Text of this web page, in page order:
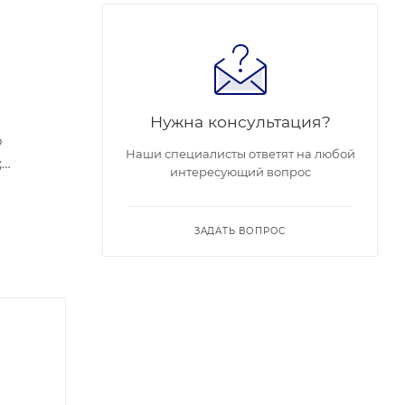
Нужна консультация?
Наши специалисты ответят на любой
интересующий вопрос
ЗАДАТЬ ВОПРОС